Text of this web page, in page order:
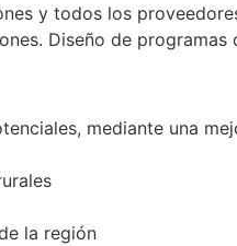
y todos los
Diseño de
mediante una
la región